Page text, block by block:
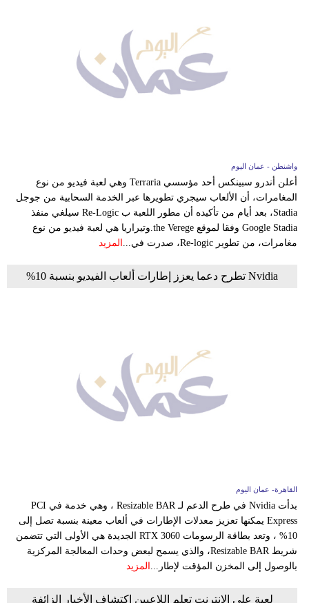
واشنطن - عمان اليوم
أعلن أندرو سبينكس أحد مؤسسي Terraria وهي لعبة فيديو من نوع
المغامرات، أن الألعاب سيجري تطويرها عبر الخدمة السحابية من جوجل
Stadia، بعد أيام من تأكيده أن مطور اللعبة ب Re-Logic سيلغي منفذ
Google Stadia وفقا لموقع the Verege.وتيراريا هي لعبة فيديو من نوع
مغامرات، من تطوير Re-logic، صدرت في...
المزيد
Nvidia تطرح دعما يعزز إطارات ألعاب الفيديو بنسبة 10%
القاهرة- عمان اليوم
بدأت Nvidia في طرح الدعم لـ Resizable BAR ، وهي خدمة في PCI
Express يمكنها تعزيز معدلات الإطارات في ألعاب معينة بنسبة تصل إلى
10% ، وتعد بطاقة الرسومات RTX 3060 الجديدة هي الأولى التي تتضمن
شريط Resizable BAR، والذي يسمح لبعض وحدات المعالجة المركزية
بالوصول إلى المخزن المؤقت لإطار... المزيد
لعبة على الإنترنت تعلم اللاعبين اكتشاف الأخبار الزائفة